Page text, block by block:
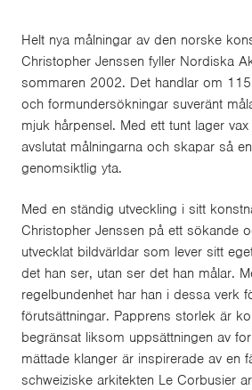
Helt nya målningar av den norske
Christopher Jenssen fyller Nordiska
sommaren 2002. Det handlar om
och formundersökningar suveränt
mjuk hårpensel. Med ett tunt lager
avslutat målningarna och skapar så
genomsiktlig yta.
Med en ständig utveckling i sitt
Christopher Jenssen på ett sökande
utvecklat bildvärldar som lever sitt
det han ser, utan ser det han målar.
regel­bundenhet har han i dessa verk
förutsättningar. Papprens storlek är
begränsat liksom uppsättningen av
mättade klanger är inspirerade av en
schweiziske arkitekten Le Corbusier